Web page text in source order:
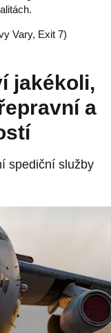
Vary, Exit 7)
jakékoli,
a
spediční služby